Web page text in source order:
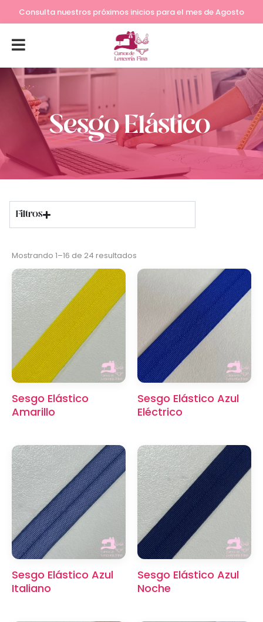
Lleva tu costura a otro nivel
Sesgo Elástico
Filtros
Mostrando 1–16 de 24 resultados
Sesgo Elástico
Amarillo
Sesgo Elástico Azul
Eléctrico
Sesgo Elástico Azul
Italiano
Sesgo Elástico Azul
Noche